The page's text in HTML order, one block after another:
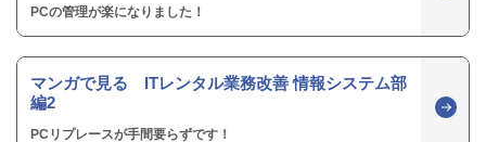
PCの管理が楽になりました！
マンガで見る ITレンタル業務改善 情報システム部
編2
PCリプレースが手間要らずです！